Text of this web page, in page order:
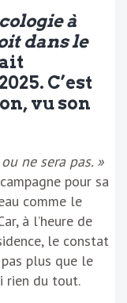
à
dans le
C’est
vu son
ne sera pas. »
pour sa
comme le
à l’heure de
le constat
plus que le
rien du tout.